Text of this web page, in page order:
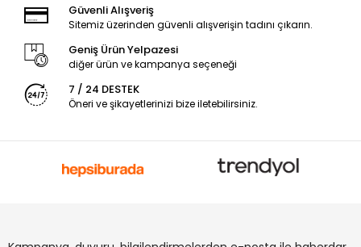
Güvenli Alışveriş
Sitemiz üzerinden güvenli alışverişin tadını çıkarın.
Geniş Ürün Yelpazesi
diğer ürün ve kampanya seçeneği
7 / 24 DESTEK
Öneri ve şikayetlerinizi bize iletebilirsiniz.